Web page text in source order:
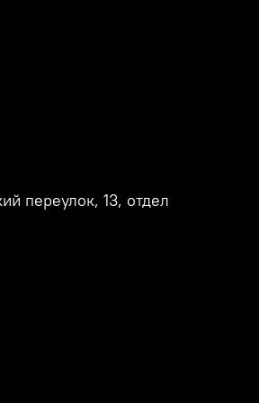
переулок, 13, отдел